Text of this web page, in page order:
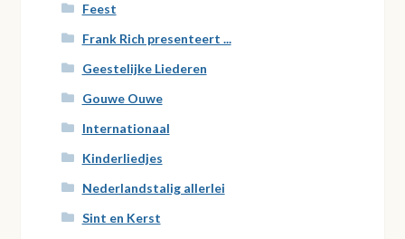
Feest
Frank Rich presenteert ...
Geestelijke Liederen
Gouwe Ouwe
Internationaal
Kinderliedjes
Nederlandstalig allerlei
Sint en Kerst